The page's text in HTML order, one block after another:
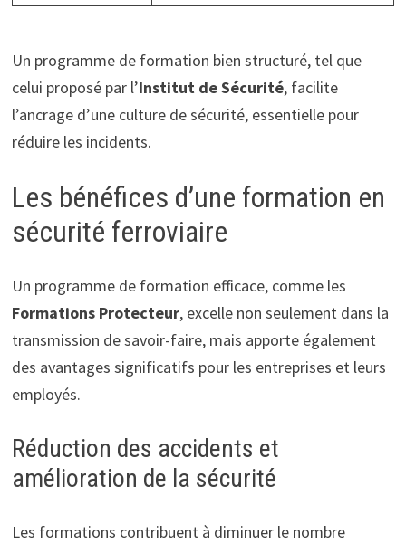
Un programme de formation bien structuré, tel que
celui proposé par l’Institut de Sécurité, facilite
l’ancrage d’une culture de sécurité, essentielle pour
réduire les incidents.
Les bénéfices d’une formation en
sécurité ferroviaire
Un programme de formation efficace, comme les
Formations Protecteur, excelle non seulement dans la
transmission de savoir-faire, mais apporte également
des avantages significatifs pour les entreprises et leurs
employés.
Réduction des accidents et
amélioration de la sécurité
Les formations contribuent à diminuer le nombre